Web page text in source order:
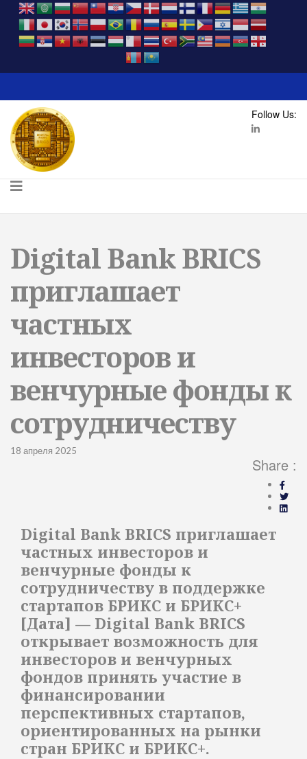
Follow Us:
Digital Bank BRICS
приглашает
частных
инвесторов и
венчурные фонды к
сотрудничеству
18 апреля 2025
Share :
Digital Bank BRICS приглашает
частных инвесторов и
венчурные фонды к
сотрудничеству в поддержке
стартапов БРИКС и БРИКС+
[Дата] — Digital Bank BRICS
открывает возможность для
инвесторов и венчурных
фондов принять участие в
финансировании
перспективных стартапов,
ориентированных на рынки
стран БРИКС и БРИКС+.